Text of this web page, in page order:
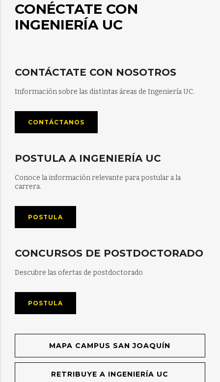
CONÉCTATE CON
INGENIERÍA UC
CONTÁCTATE CON NOSOTROS
Información sobre las distintas áreas de Ingeniería UC.
CONTÁCTANOS
POSTULA A INGENIERÍA UC
Conoce la información relevante para postular a la
carrera.
POSTULA
CONCURSOS DE POSTDOCTORADO
Descubre las ofertas de postdoctorado
POSTULA
MAPA CAMPUS SAN JOAQUÍN
RETRIBUYE A INGENIERÍA UC